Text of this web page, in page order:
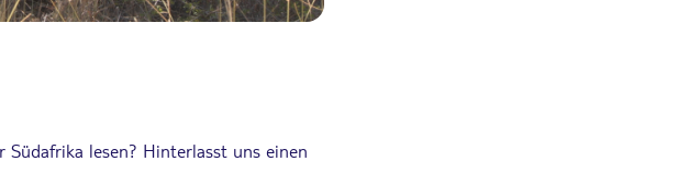
lesen? Hinterlasst uns einen